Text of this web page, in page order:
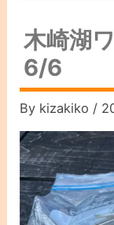
木崎湖
6/6
By kizakiko /